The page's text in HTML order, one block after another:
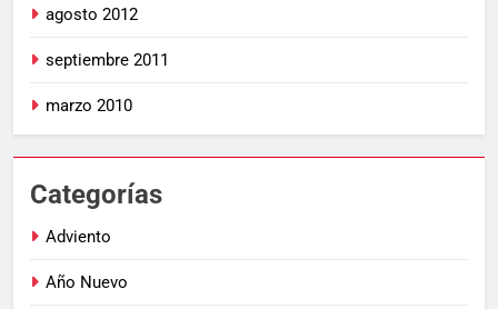
agosto 2012
septiembre 2011
marzo 2010
Categorías
Adviento
Año Nuevo